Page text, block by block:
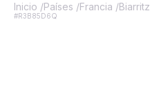
Inicio /Países /Francia /Biarritz
#R3B85D6Q